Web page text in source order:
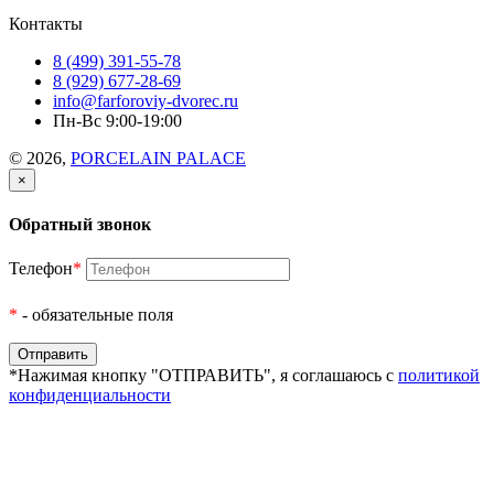
Контакты
8 (499) 391-55-78
8 (929) 677-28-69
info@farforoviy-dvorec.ru
Пн-Вс 9:00-19:00
© 2026, PORCELAIN PALACE
×
Обратный звонок
Телефон*
* - обязательные поля
*Нажимая кнопку "ОТПРАВИТЬ", я соглашаюсь с политикой
конфиденциальности